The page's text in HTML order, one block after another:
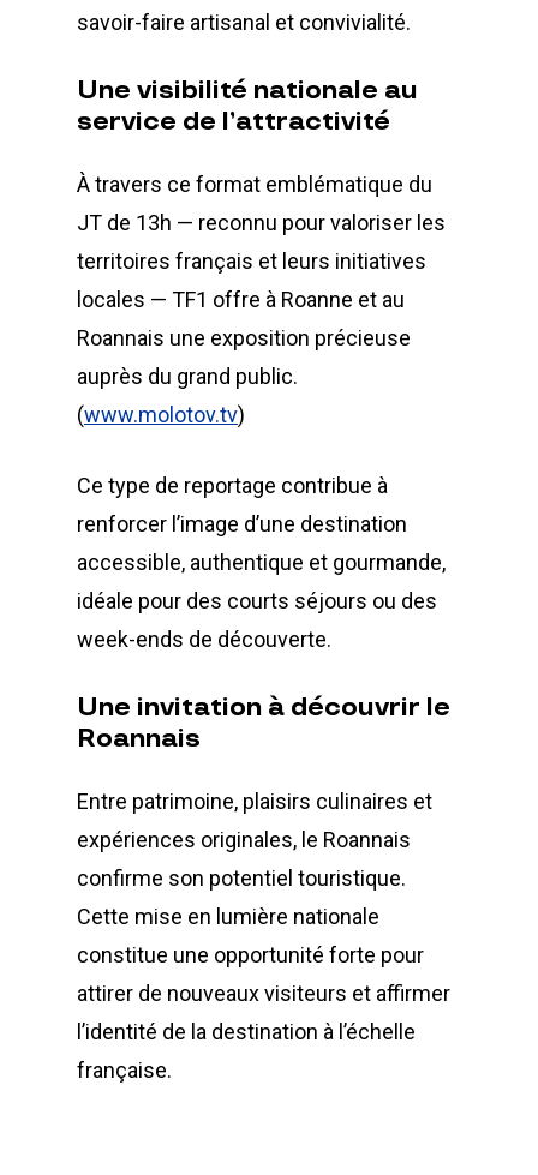
savoir-faire artisanal et convivialité.
Une visibilité nationale au
service de l’attractivité
À travers ce format emblématique du
JT de 13h — reconnu pour valoriser les
territoires français et leurs initiatives
locales — TF1 offre à Roanne et au
Roannais une exposition précieuse
auprès du grand public.
(www.molotov.tv)
Ce type de reportage contribue à
renforcer l’image d’une destination
accessible, authentique et gourmande,
idéale pour des courts séjours ou des
week-ends de découverte.
Une invitation à découvrir le
Roannais
Entre patrimoine, plaisirs culinaires et
expériences originales, le Roannais
confirme son potentiel touristique.
Cette mise en lumière nationale
constitue une opportunité forte pour
attirer de nouveaux visiteurs et affirmer
l’identité de la destination à l’échelle
française.